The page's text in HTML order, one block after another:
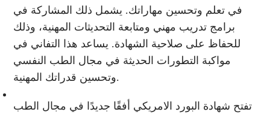
في تعلم وتحسين مهاراتك. يشمل ذلك المشاركة في
برامج تدريب مهني ومتابعة التحديثات المهنية، وذلك
للحفاظ على صلاحية الشهادة. يساعد هذا التفاني في
مواكبة التطورات الحديثة في مجال الطب النفسي
وتحسين قدراتك المهنية.
تفتح شهادة البورد الامريكي أفقًا جديدًا في مجال الطب